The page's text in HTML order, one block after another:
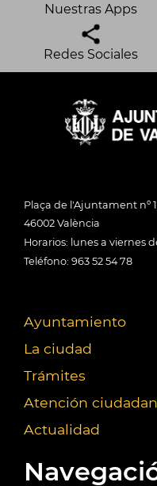
Nuestras Apps
Redes Sociales
Plaça de l'Ajuntament nº 1
46002 València
Horarios: lunes a viernes
Teléfono: 963 52 54 78
Ayuntamiento
La ciudad
Trámites
Atención
Actualidad